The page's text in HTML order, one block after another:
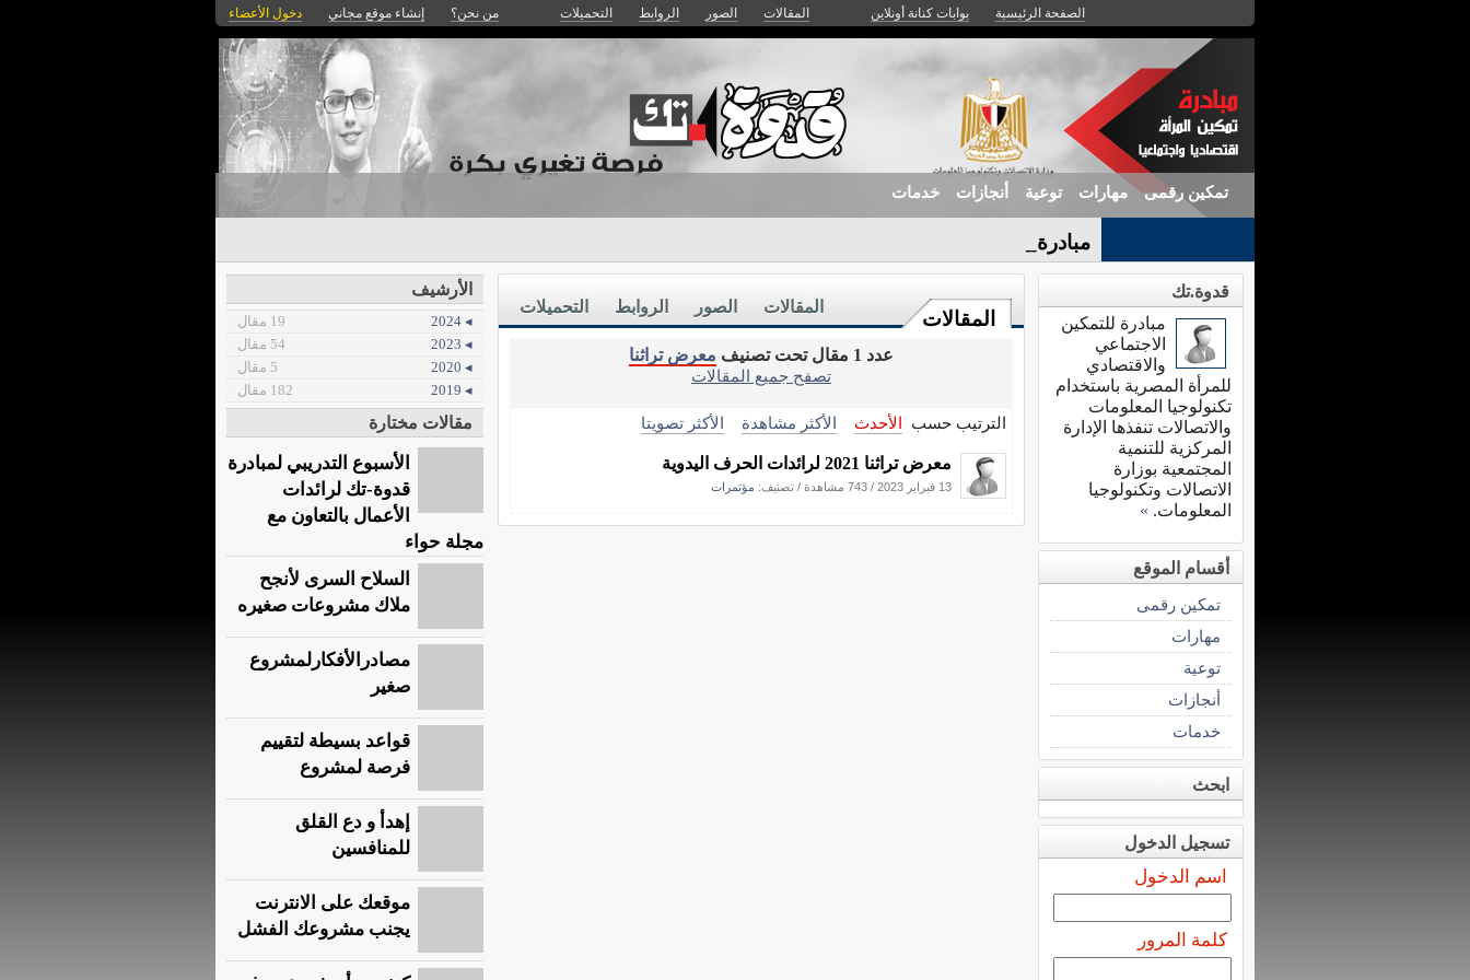
الصفحة الرئيسية بوابات كنانة أونلاين المقالات الصور الروابط التحميلات من نحن؟ إنشاء موقع مجاني دخول الأعضاء
تمكين رقمى مهارات توعية أنجازات خدمات
مبادرة (قدوة_
المقالات
التحميلات الروابط الصور المقالات
عدد 1 مقال تحت تصنيف
معرض تراثنا
تصفح جميع المقالات
الترتيب حسب الأحدث الأكثر مشاهدة الأكثر تصويتا
معرض تراثنا 2021 لرائدات الحرف اليدوية
13 فبراير 2023 / 743 مشاهدة / تصنيف: مؤتمرات
قدوة.تك
مبادرة للتمكين
الاجتماعي
والاقتصادي
للمرأة المصرية باستخدام
تكنولوجيا المعلومات
والاتصالات تنفذها الإدارة
المركزية للتنمية
المجتمعية بوزارة
الاتصالات وتكنولوجيا
المعلومات. »
أقسام الموقع
تمكين رقمى
مهارات
توعية
أنجازات
خدمات
ابحث
تسجيل الدخول
اسم الدخول
كلمة المرور
الأرشيف
◂ 2024
19 مقال
◂ 2023
54 مقال
◂ 2020
5 مقال
◂ 2019
182 مقال
مقالات مختارة
الأسبوع التدريبي لمبادرة
قدوة-تك لرائدات
الأعمال بالتعاون مع
مجلة حواء
السلاح السرى لأنجح
ملاك مشروعات صغيره
مصادرالأفكارلمشروع
صغير
قواعد بسيطة لتقييم
فرصة لمشروع
إهدأ و دع القلق
للمنافسين
موقعك على الانترنت
يجنب مشروعك الفشل